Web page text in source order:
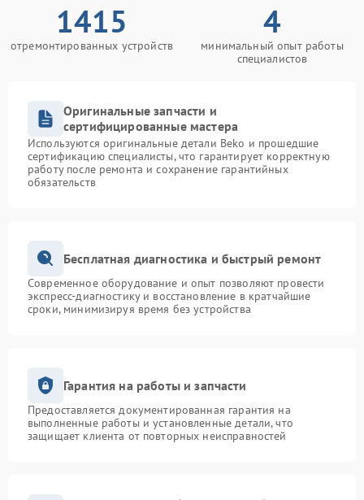
1415
отремонтированных устройств
4
минимальный опыт работы
специалистов
Оригинальные запчасти и
сертифицированные мастера
Используются оригинальные детали Beko и прошедшие
сертификацию специалисты, что гарантирует корректную
работу после ремонта и сохранение гарантийных
обязательств
Бесплатная диагностика и быстрый ремонт
Современное оборудование и опыт позволяют провести
экспресс-диагностику и восстановление в кратчайшие
сроки, минимизируя время без устройства
Гарантия на работы и запчасти
Предоставляется документированная гарантия на
выполненные работы и установленные детали, что
защищает клиента от повторных неисправностей